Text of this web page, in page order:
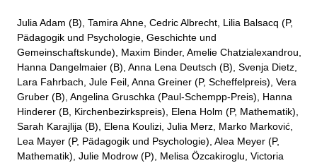
Julia Adam (B), Tamira Ahne, Cedric Albrecht, Lilia Balsacq (P,
Pädagogik und Psychologie, Geschichte und
Gemeinschaftskunde), Maxim Binder, Amelie Chatzialexandrou,
Hanna Dangelmaier (B), Anna Lena Deutsch (B), Svenja Dietz,
Lara Fahrbach, Jule Feil, Anna Greiner (P, Scheffelpreis), Vera
Gruber (B), Angelina Gruschka (Paul-Schempp-Preis), Hanna
Hinderer (B, Kirchenbezirkspreis), Elena Holm (P, Mathematik),
Sarah Karajlija (B), Elena Koulizi, Julia Merz, Marko Marković,
Lea Mayer (P, Pädagogik und Psychologie), Alea Meyer (P,
Mathematik), Julie Modrow (P), Melisa Özcakiroglu, Victoria